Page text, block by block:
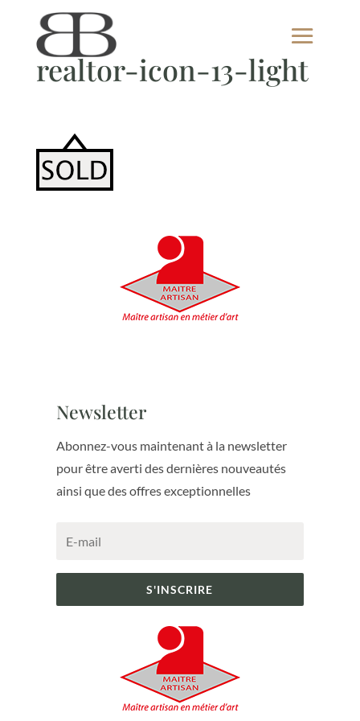
realtor-icon-13-light
Newsletter
Abonnez-vous maintenant à la newsletter
pour être averti des dernières nouveautés
ainsi que des offres exceptionnelles
S'INSCRIRE